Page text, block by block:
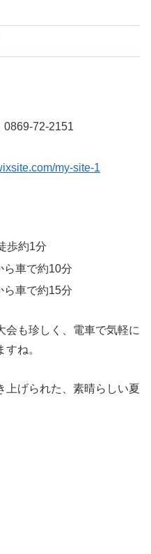
0869-72-2151
my-site-1
歩約1分
ら車で約10分
ら車で約15分
会も珍しく、電車で気軽に
ね。
上げられた、素晴らしい夏